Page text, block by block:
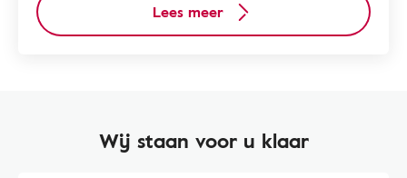
Lees meer
Wij staan voor u klaar